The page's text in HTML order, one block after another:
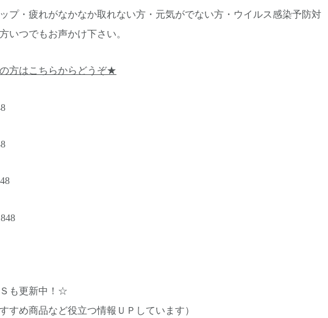
プ・疲れがなかなか取れない方・元気がでない方・ウイルス感染予防対
いつでもお声かけ下さい。
方はこちらからどうぞ★
も更新中！☆
すめ商品など役立つ情報ＵＰしています）